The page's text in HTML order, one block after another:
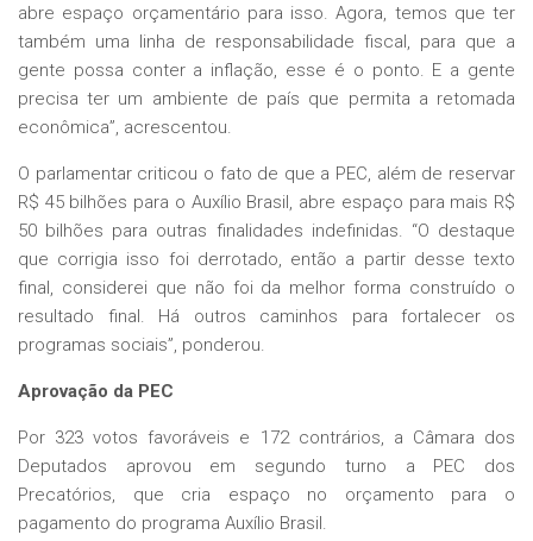
abre espaço orçamentário para isso. Agora, temos que ter
também uma linha de responsabilidade fiscal, para que a
gente possa conter a inflação, esse é o ponto. E a gente
precisa ter um ambiente de país que permita a retomada
econômica”, acrescentou.
O parlamentar criticou o fato de que a PEC, além de reservar
R$ 45 bilhões para o Auxílio Brasil, abre espaço para mais R$
50 bilhões para outras finalidades indefinidas. “O destaque
que corrigia isso foi derrotado, então a partir desse texto
final, considerei que não foi da melhor forma construído o
resultado final. Há outros caminhos para fortalecer os
programas sociais”, ponderou.
Aprovação da PEC
Por 323 votos favoráveis e 172 contrários, a Câmara dos
Deputados aprovou em segundo turno a PEC dos
Precatórios, que cria espaço no orçamento para o
pagamento do programa Auxílio Brasil.